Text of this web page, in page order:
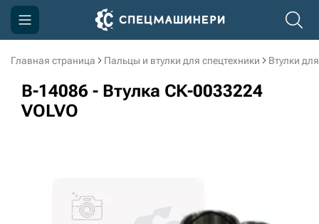
Главная страница Пальцы и втулки для спецтехники Втулки
B-14086 - Втулка СК-0033224
VOLVO
Компания
Акции
3D тур по производству